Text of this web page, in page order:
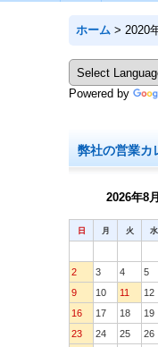
ホーム > 2020
Powered by
弊社の営業カ
2026年8月
日 月 火 水
2
3 4 5
9
10 11 12
16
17 18 19
23
24 25 26